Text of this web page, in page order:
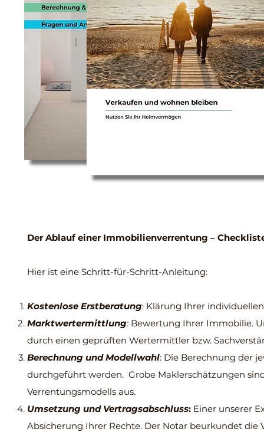
Der Ablauf einer Immobilienverrentung –
Hier ist eine Schritt-für-Schritt-Anleitung:
Kostenlose Erstberatung: Klärung Ihrer
Marktwertermittlung: Bewertung Ihrer Immobilie.
durch einen geprüften Wertermittler bzw.
Berechnung und Modellwahl: Die Berechnung der
durchgeführt werden. Grobe Maklerschätzungen
Verrentungsmodells aus.
Umsetzung und Vertragsabschluss: Einer unserer
Absicherung Ihrer Rechte. Der Notar beurkundet die